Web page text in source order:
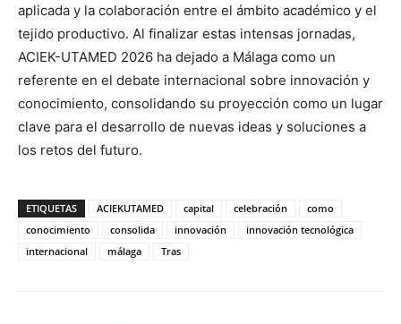
aplicada y la colaboración entre el ámbito académico y el
tejido productivo. Al finalizar estas intensas jornadas,
ACIEK-UTAMED 2026 ha dejado a Málaga como un
referente en el debate internacional sobre innovación y
conocimiento, consolidando su proyección como un lugar
clave para el desarrollo de nuevas ideas y soluciones a
los retos del futuro.
ETIQUETAS ACIEKUTAMED capital celebración
como
conocimiento
consolida innovación
innovación tecnológica
internacional
málaga Tras